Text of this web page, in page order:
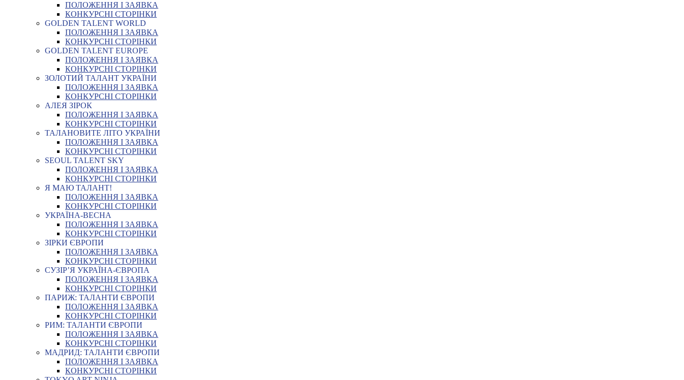
ПОЛОЖЕННЯ І ЗАЯВКА
КОНКУРСНІ СТОРІНКИ
GOLDEN TALENT WORLD
ПОЛОЖЕННЯ І ЗАЯВКА
КОНКУРСНІ СТОРІНКИ
GOLDEN TALENT EUROPE
ПОЛОЖЕННЯ І ЗАЯВКА
КОНКУРСНІ СТОРІНКИ
ЗОЛОТИЙ ТАЛАНТ УКРАЇНИ
ПОЛОЖЕННЯ І ЗАЯВКА
КОНКУРСНІ СТОРІНКИ
АЛЕЯ ЗІРОК
ПОЛОЖЕННЯ І ЗАЯВКА
КОНКУРСНІ СТОРІНКИ
ТАЛАНОВИТЕ ЛІТО УКРАЇНИ
ПОЛОЖЕННЯ І ЗАЯВКА
КОНКУРСНІ СТОРІНКИ
SEOUL TALENT SKY
ПОЛОЖЕННЯ І ЗАЯВКА
КОНКУРСНІ СТОРІНКИ
Я МАЮ ТАЛАНТ!
ПОЛОЖЕННЯ І ЗАЯВКА
КОНКУРСНІ СТОРІНКИ
УКРАЇНА-ВЕСНА
ПОЛОЖЕННЯ І ЗАЯВКА
КОНКУРСНІ СТОРІНКИ
ЗІРКИ ЄВРОПИ
ПОЛОЖЕННЯ І ЗАЯВКА
КОНКУРСНІ СТОРІНКИ
СУЗІР’Я УКРАЇНА-ЄВРОПА
ПОЛОЖЕННЯ І ЗАЯВКА
КОНКУРСНІ СТОРІНКИ
ПАРИЖ: ТАЛАНТИ ЄВРОПИ
ПОЛОЖЕННЯ І ЗАЯВКА
КОНКУРСНІ СТОРІНКИ
РИМ: ТАЛАНТИ ЄВРОПИ
ПОЛОЖЕННЯ І ЗАЯВКА
КОНКУРСНІ СТОРІНКИ
МАДРИД: ТАЛАНТИ ЄВРОПИ
ПОЛОЖЕННЯ І ЗАЯВКА
КОНКУРСНІ СТОРІНКИ